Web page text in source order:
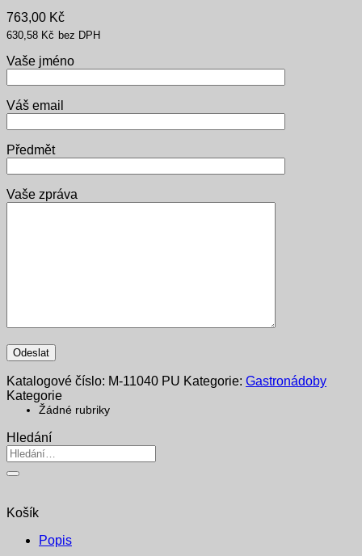
763,00 Kč
630,58 Kč bez DPH
Vaše jméno
Váš email
Předmět
Vaše zpráva
Katalogové číslo: M-11040 PU Kategorie: Gastronádoby
Kategorie
Žádné rubriky
Hledání
Hledat:
Košík
Popis